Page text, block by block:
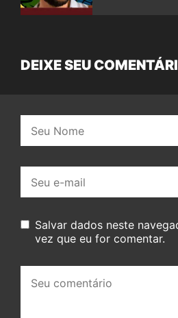
DEIXE SEU
mail:
Salvar dados neste
vez que eu for comentar.
comentário: